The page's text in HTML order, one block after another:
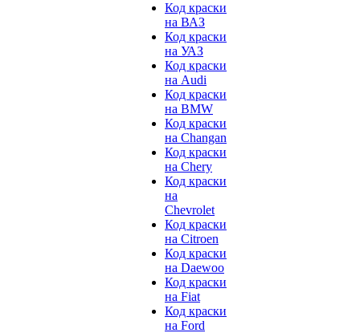
Код краски
на ВАЗ
Код краски
на УАЗ
Код краски
на Audi
Код краски
на BMW
Код краски
на Changan
Код краски
на Chery
Код краски
на
Chevrolet
Код краски
на Citroen
Код краски
на Daewoo
Код краски
на Fiat
Код краски
на Ford